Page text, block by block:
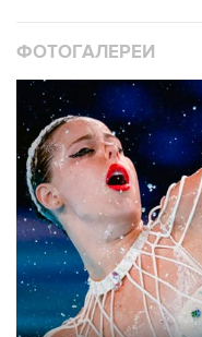
ФОТОГАЛЕРЕИ